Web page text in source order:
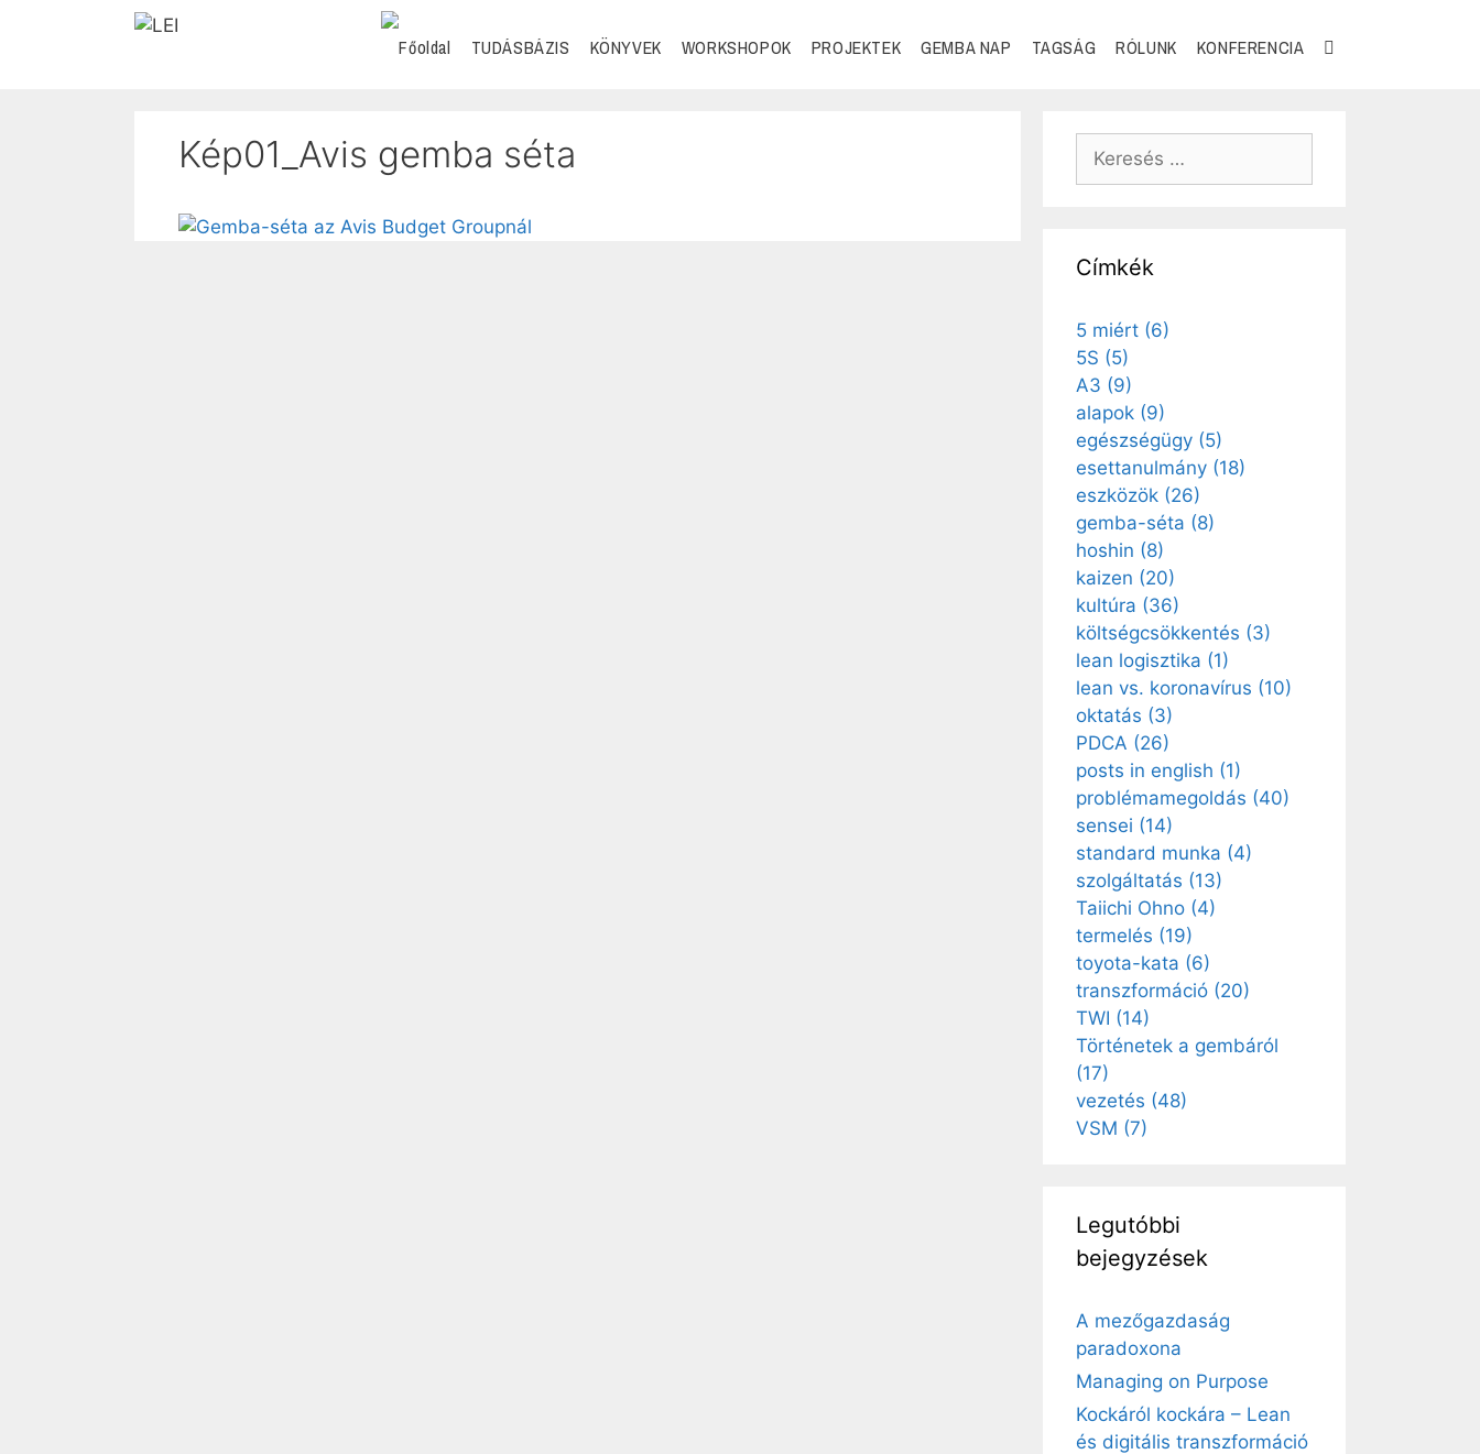
TUDÁSBÁZIS KÖNYVEK WORKSHOPOK PROJEKTEK GEMBA NAP TAGSÁG RÓLUNK KONFERENCIA
Kép01_Avis gemba séta
Címkék
5 miért (6)
5S (5)
A3 (9)
alapok (9)
egészségügy (5)
esettanulmány (18)
eszközök (26)
gemba-séta (8)
hoshin (8)
kaizen (20)
kultúra (36)
költségcsökkentés (3)
lean logisztika (1)
lean vs. koronavírus (10)
oktatás (3)
PDCA (26)
posts in english (1)
problémamegoldás (40)
sensei (14)
standard munka (4)
szolgáltatás (13)
Taiichi Ohno (4)
termelés (19)
toyota-kata (6)
transzformáció (20)
TWI (14)
Történetek a gembáról
(17)
vezetés (48)
VSM (7)
Legutóbbi
bejegyzések
A mezőgazdaság
paradoxona
Managing on Purpose
Kockáról kockára – Lean
és digitális transzformáció